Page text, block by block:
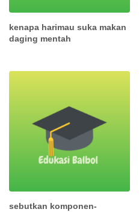
kenapa harimau suka makan
daging mentah
sebutkan komponen-